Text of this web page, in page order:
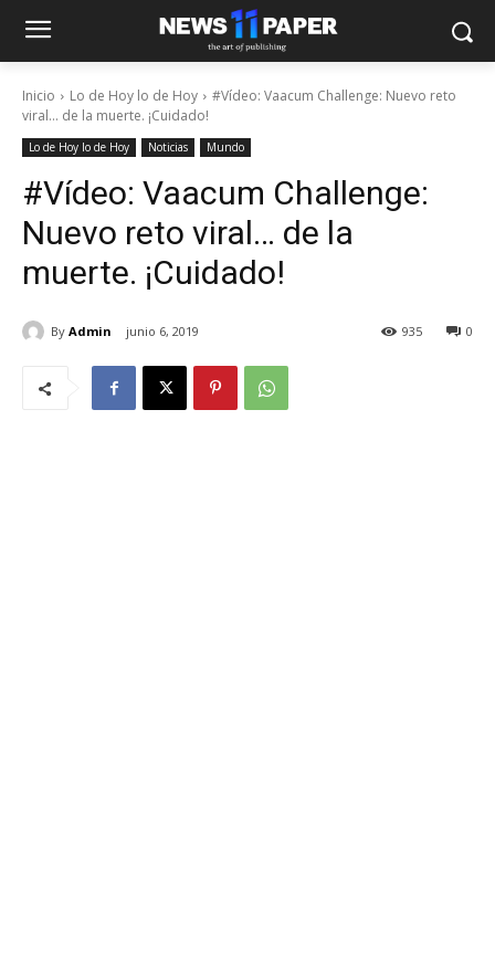
Inicio Lo de Hoy lo de Hoy
#Vídeo: Vaacum Challenge: Nuevo reto
viral... de la muerte. ¡Cuidado!
Lo de Hoy lo de Hoy Noticias Mundo
#Vídeo: Vaacum Challenge:
Nuevo reto viral… de la
muerte. ¡Cuidado!
By Admin junio 6, 2019 0
935